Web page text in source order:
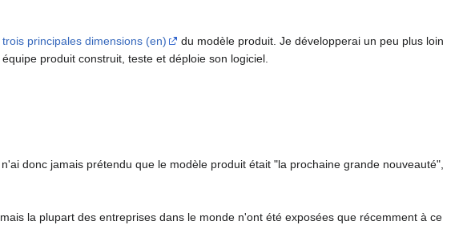
trois principales dimensions (en)
du modèle produit. Je développerai un peu plus loin
produit construit, teste et déploie son logiciel.
donc jamais prétendu que le modèle produit était "la prochaine grande nouveauté",
la plupart des entreprises dans le monde n'ont été exposées que récemment à ce